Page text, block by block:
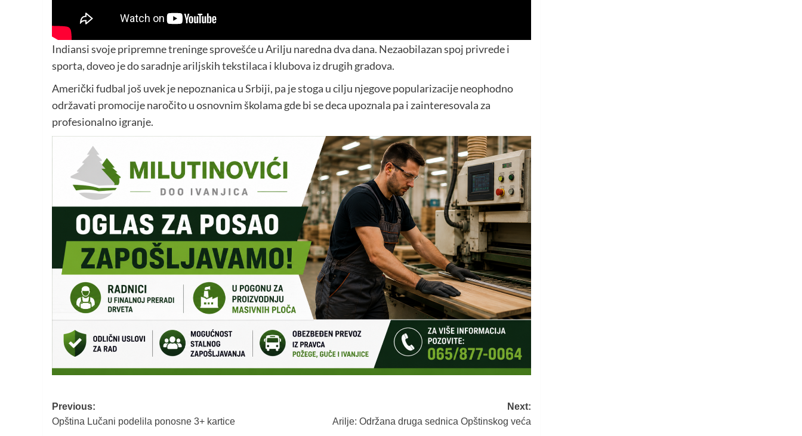
Indiansi svoje pripremne treninge sprovešće u Arilju naredna dva dana. Nezaobilazan spoj privrede i
sporta, doveo je do saradnje ariljskih tekstilaca i klubova iz drugih gradova.
Američki fudbal još uvek je nepoznanica u Srbiji, pa je stoga u cilju njegove popularizacije neophodno
održavati promocije naročito u osnovnim školama gde bi se deca upoznala pa i zainteresovala za
profesionalno igranje.
Post
navigation
Previous:
Opština Lučani podelila ponosne 3+ kartice
Next:
Arilje: Održana druga sednica Opštinskog veća